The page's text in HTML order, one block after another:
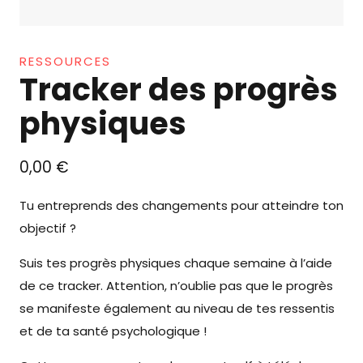
RESSOURCES
Tracker des progrès
physiques
0,00 €
Tu entreprends des changements pour atteindre ton
objectif ?
Suis tes progrès physiques chaque semaine à l’aide
de ce tracker. Attention, n’oublie pas que le progrès
se manifeste également au niveau de tes ressentis
et de ta santé psychologique !